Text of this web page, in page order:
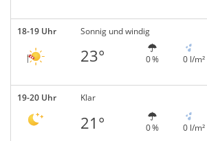
18-19 Uhr Sonnig und windig
23° 0 % 0 l/m²
19-20 Uhr Klar
21° 0 % 0 l/m²